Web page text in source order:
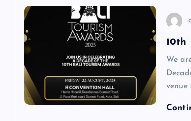
10th
We
venue